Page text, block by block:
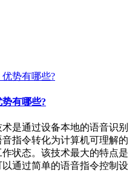
有哪些?
过设备本地的语音识别
指令转化为计算机可理解的
状态。该技术最大的特点是
通过简单的语音指令控制设